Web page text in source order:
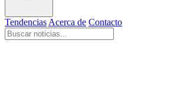
Tendencias Acerca de Contacto